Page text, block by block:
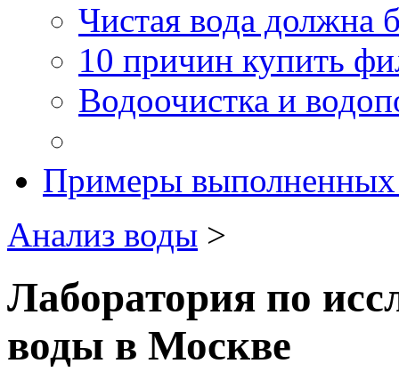
Чистая вода должна
10 причин купить
Водоочистка и
Примеры выполненных
Анализ воды >
Лаборатория по
воды в Москве